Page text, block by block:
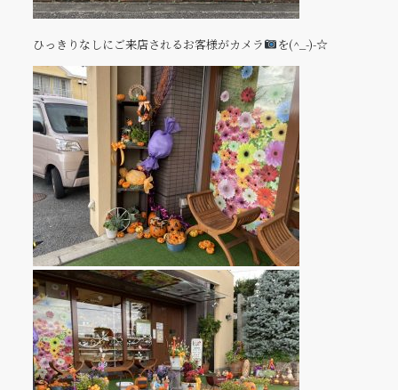
ひっきりなしにご来店されるお客様がカメラ を(^_-)-☆